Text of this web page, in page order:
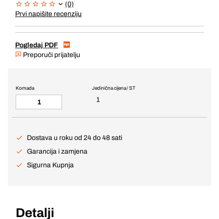
(0)
Prvi napišite recenziju
Pogledaj PDF
Preporuči prijatelju
Jedinična cijena / ST
1
Komada
Dostava u roku od 24 do 48 sati
Garancija i zamjena
Sigurna Kupnja
Detalji